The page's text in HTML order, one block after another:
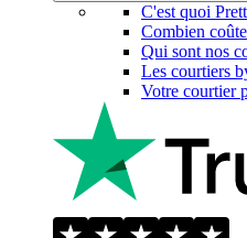
C'est quoi
Combien
Qui sont nos
Les courtiers
Votre courtier